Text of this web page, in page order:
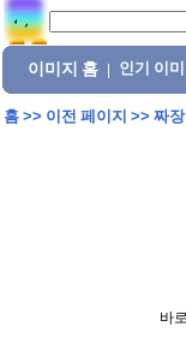
이미지 홈 인기 이미
홈>> 이전 페이지 >> 짜
바